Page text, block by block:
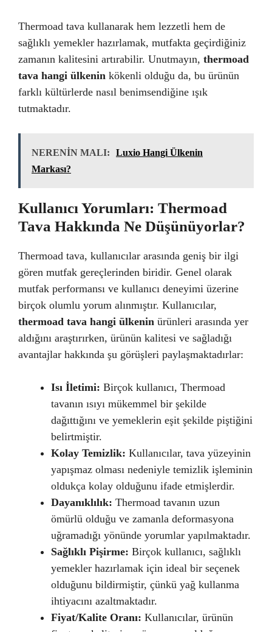
Thermoad tava kullanarak hem lezzetli hem de
sağlıklı yemekler hazırlamak, mutfakta geçirdiğiniz
zamanın kalitesini artırabilir. Unutmayın, thermoad
tava hangi ülkenin kökenli olduğu da, bu ürünün
farklı kültürlerde nasıl benimsendiğine ışık
tutmaktadır.
NERENİN MALI:
Luxio Hangi Ülkenin
Markası?
Kullanıcı Yorumları: Thermoad
Tava Hakkında Ne Düşünüyorlar?
Thermoad tava, kullanıcılar arasında geniş bir ilgi
gören mutfak gereçlerinden biridir. Genel olarak
mutfak performansı ve kullanıcı deneyimi üzerine
birçok olumlu yorum alınmıştır. Kullanıcılar,
thermoad tava hangi ülkenin ürünleri arasında yer
aldığını araştırırken, ürünün kalitesi ve sağladığı
avantajlar hakkında şu görüşleri paylaşmaktadırlar:
Isı İletimi: Birçok kullanıcı, Thermoad
tavanın ısıyı mükemmel bir şekilde
dağıttığını ve yemeklerin eşit şekilde piştiğini
belirtmiştir.
Kolay Temizlik: Kullanıcılar, tava yüzeyinin
yapışmaz olması nedeniyle temizlik işleminin
oldukça kolay olduğunu ifade etmişlerdir.
Dayanıklılık: Thermoad tavanın uzun
ömürlü olduğu ve zamanla deformasyona
uğramadığı yönünde yorumlar yapılmaktadır.
Sağlıklı Pişirme: Birçok kullanıcı, sağlıklı
yemekler hazırlamak için ideal bir seçenek
olduğunu bildirmiştir, çünkü yağ kullanma
ihtiyacını azaltmaktadır.
Fiyat/Kalite Oranı: Kullanıcılar, ürünün